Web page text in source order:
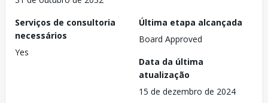
Serviços de consultoria
necessários
Yes
Última etapa alcançada
Board Approved
Data da última
atualização
15 de dezembro de 2024